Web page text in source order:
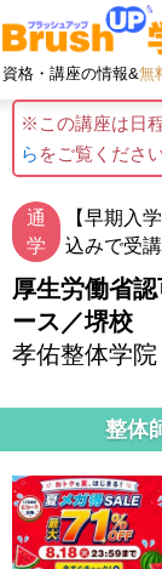
資格・講座の情報&無
※この講座は日
ら をご覧ください
通
学
【早期入
込みで受
厚生労働省
ース／堺校
孝佑整体学
整体